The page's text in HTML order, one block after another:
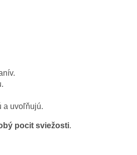
a uvoľňujú.
pocit sviežosti.